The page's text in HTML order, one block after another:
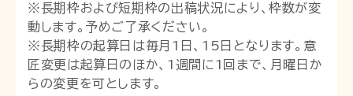
※長期枠および短期枠の出稿状況により、枠数が変
動します。予めご了承ください。
※長期枠の起算日は毎月1日、15日となります。意
匠変更は起算日のほか、1週間に1回まで、月曜日か
らの変更を可とします。